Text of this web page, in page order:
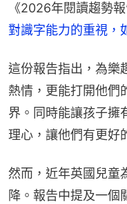
《2026年閱讀趨勢
對識字能力的重視，
這份報告指出，為樂
熱情，更能打開他們
界。同時能讓孩子擁
理心，讓他們有更好
然而，近年英國兒童
降。報告中提及一個